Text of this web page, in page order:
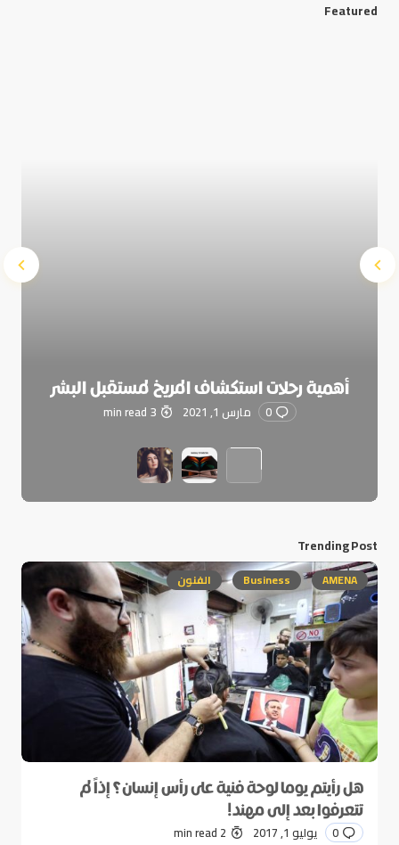
Featured
أهمية رحلات استكشاف المريخ لمستقبل البشر
0 مارس 1, 2021 3 min read
Trending Post
AMENA
Business الفنون
هل رأيتم يوما لوحة فنية على رأس إنسان؟ إذاً لم
تتعرفوا بعد إلى مهند!
0 يوليو 1, 2017 2 min read